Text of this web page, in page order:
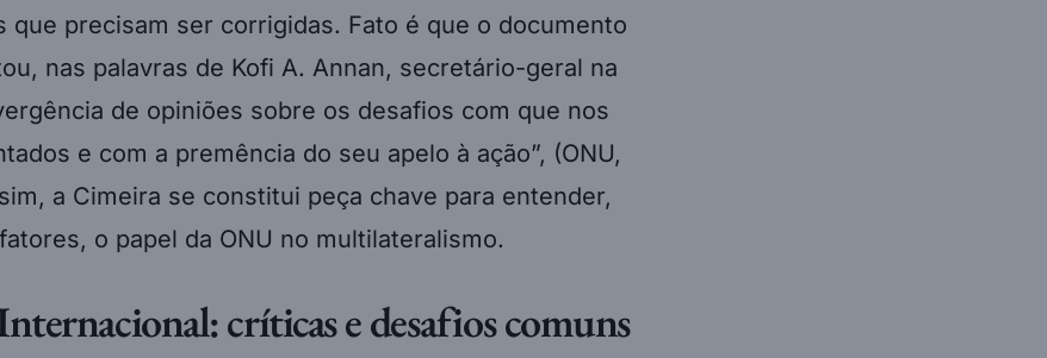
que precisam ser corrigidas. Fato é que o documento
nas palavras de Kofi A. Annan, secretário-geral na
de opiniões sobre os desafios com que nos
e com a premência do seu apelo à ação”, (ONU,
a Cimeira se constitui peça chave para entender,
o papel da ONU no multilateralismo.
críticas e desafios comuns